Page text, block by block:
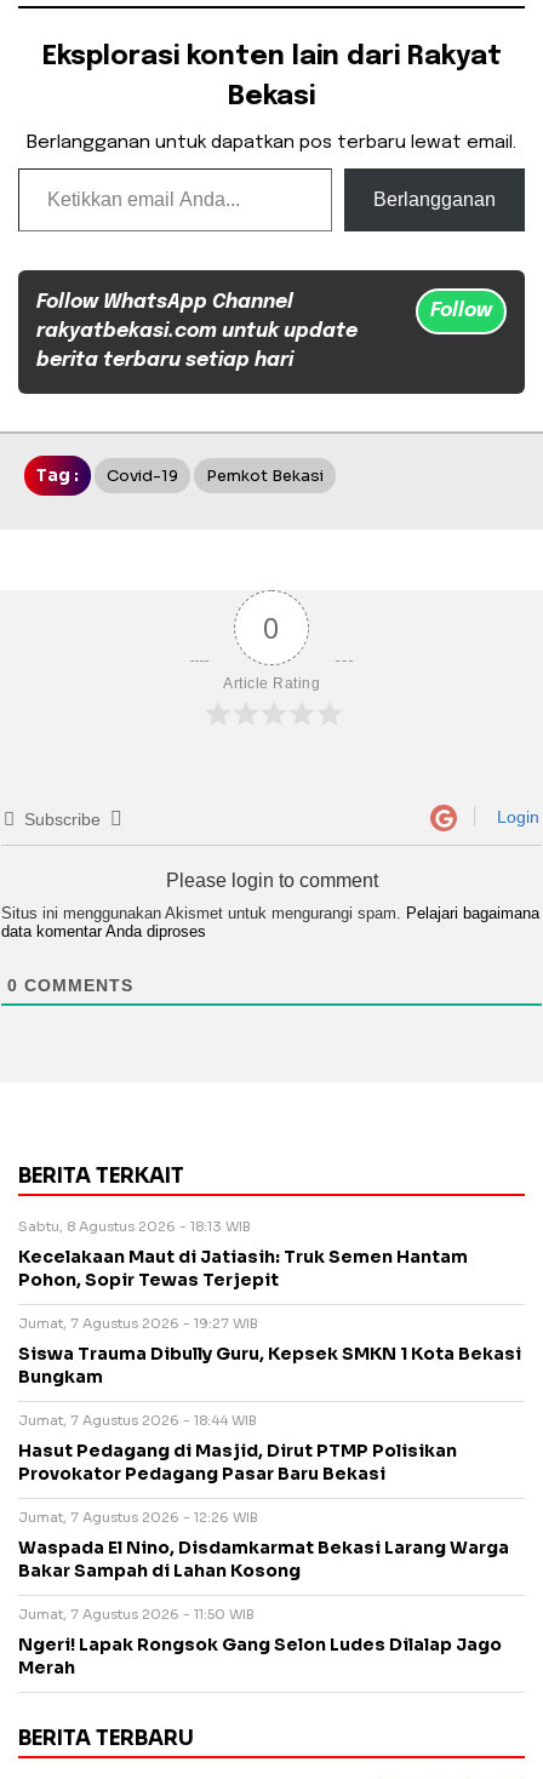
Eksplorasi konten lain dari Rakyat
Bekasi
Berlangganan untuk dapatkan pos terbaru lewat email.
Ketikkan email Anda...
Berlangganan
Follow WhatsApp Channel
rakyatbekasi.com untuk update
berita terbaru setiap hari
Follow
Tag : Covid-19 Pemkot Bekasi
0
Article Rating
Subscribe Login
Please login to comment
Situs ini menggunakan Akismet untuk mengurangi spam. Pelajari bagaimana
data komentar Anda diproses
0 COMMENTS
BERITA TERKAIT
Sabtu, 8 Agustus 2026 - 18:13 WIB
Kecelakaan Maut di Jatiasih: Truk Semen Hantam
Pohon, Sopir Tewas Terjepit
Jumat, 7 Agustus 2026 - 19:27 WIB
Siswa Trauma Dibully Guru, Kepsek SMKN 1 Kota Bekasi
Bungkam
Jumat, 7 Agustus 2026 - 18:44 WIB
Hasut Pedagang di Masjid, Dirut PTMP Polisikan
Provokator Pedagang Pasar Baru Bekasi
Jumat, 7 Agustus 2026 - 12:26 WIB
Waspada El Nino, Disdamkarmat Bekasi Larang Warga
Bakar Sampah di Lahan Kosong
Jumat, 7 Agustus 2026 - 11:50 WIB
Ngeri! Lapak Rongsok Gang Selon Ludes Dilalap Jago
Merah
BERITA TERBARU